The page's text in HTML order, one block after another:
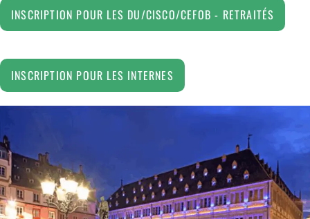
INSCRIPTION POUR LES DU/CISCO/CEFOB - RETRAITÉS
INSCRIPTION POUR LES INTERNES